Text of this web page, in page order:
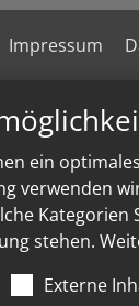
ein
verwenden
stehen.
Externe
Impressum